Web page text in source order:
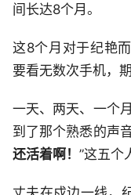
间长达8个月。
这8个月对于纪艳
要看无数次手机，
一天、两天、一个
到了那个熟悉的声
还活着啊！ ”这五个